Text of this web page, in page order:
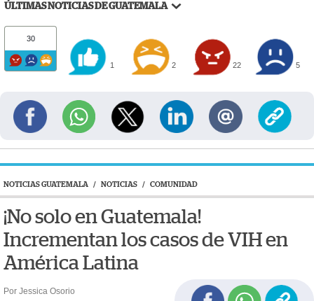
ÚLTIMAS NOTICIAS DE GUATEMALA
30
1 2 22 5
NOTICIAS GUATEMALA / NOTICIAS / COMUNIDAD
¡No solo en Guatemala!
Incrementan los casos de VIH en
América Latina
Por Jessica Osorio